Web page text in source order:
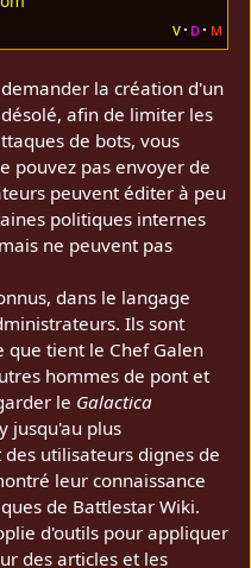
v d m
la création d'un
afin de limiter les
de bots, vous
pouvez pas envoyer de
peuvent éditer à peu
politiques internes
ne peuvent pas
dans le langage
Ils sont
que tient le Chef Galen
hommes de pont et
le Galactica
jusqu'au plus
utilisateurs dignes de
leur connaissance
de Battlestar Wiki.
d'outils pour appliquer
des articles et les